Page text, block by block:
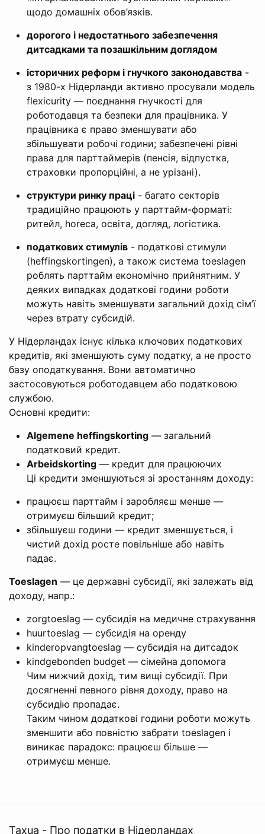
щодо домашніх обов’язків.
дорогого і недостатнього забезпечення
дитсадками та позашкільним доглядом
історичних реформ і гнучкого законодавства -
з 1980-х Нідерланди активно просували модель
flexicurity — поєднання гнучкості для
роботодавця та безпеки для працівника. У
працівника є право зменшувати або
збільшувати робочі години; забезпечені рівні
права для парттаймерів (пенсія, відпустка,
страховки пропорційні, а не урізані).
структури ринку праці - багато секторів
традиційно працюють у парттайм-форматі:
ритейл, horeca, освіта, догляд, логістика.
податкових стимулів - податкові стимули
(heffingskortingen), а також система toeslagen
роблять парттайм економічно прийнятним. У
деяких випадках додаткові години роботи
можуть навіть зменшувати загальний дохід сім’ї
через втрату субсидій.
У Нідерландах існує кілька ключових податкових
кредитів, які зменшують суму податку, а не просто
базу оподаткування. Вони автоматично
застосовуються роботодавцем або податковою
службою.
Основні кредити:
Algemene heffingskorting — загальний
податковий кредит.
Arbeidskorting — кредит для працюючих
Ці кредити зменшуються зі зростанням доходу:
працюєш парттайм і заробляєш менше —
отримуєш більший кредит;
збільшуєш години — кредит зменшується, і
чистий дохід росте повільніше або навіть
падає.
Toeslagen — це державні субсидії, які залежать від
доходу, напр.:
zorgtoeslag — субсидія на медичне страхування
huurtoeslag — субсидія на оренду
kinderopvangtoeslag — субсидія на дитсадок
kindgebonden budget — сімейна допомога
Чим нижчий дохід, тим вищі субсидії. При
досягненні певного рівня доходу, право на
субсидію пропадає.
Таким чином додаткові години роботи можуть
зменшити або повністю забрати toeslagen і
виникає парадокс: працюєш більше —
отримуєш менше.
Taxua - Про податки в Нідерландах